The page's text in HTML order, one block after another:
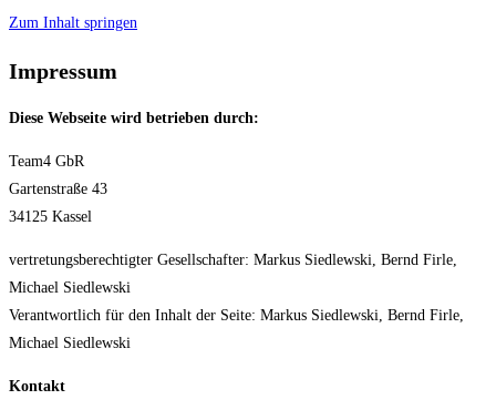
Zum Inhalt springen
Impressum
Diese Webseite wird betrieben durch:
Team4 GbR
Gartenstraße 43
34125 Kassel
vertretungsberechtigter Gesellschafter: Markus Siedlewski, Bernd Firle,
Michael Siedlewski
Verantwortlich für den Inhalt der Seite: Markus Siedlewski, Bernd Firle,
Michael Siedlewski
Kontakt